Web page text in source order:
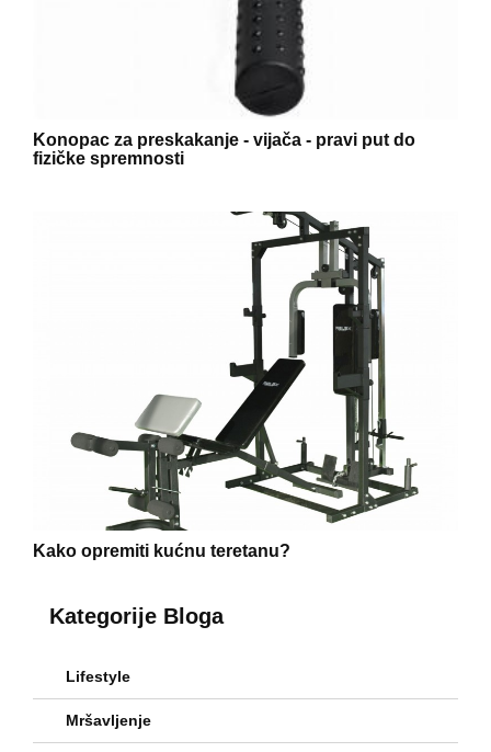
Konopac za preskakanje - vijača - pravi put do
fizičke spremnosti
Kako opremiti kućnu teretanu?
Kategorije Bloga
Lifestyle
Mršavljenje